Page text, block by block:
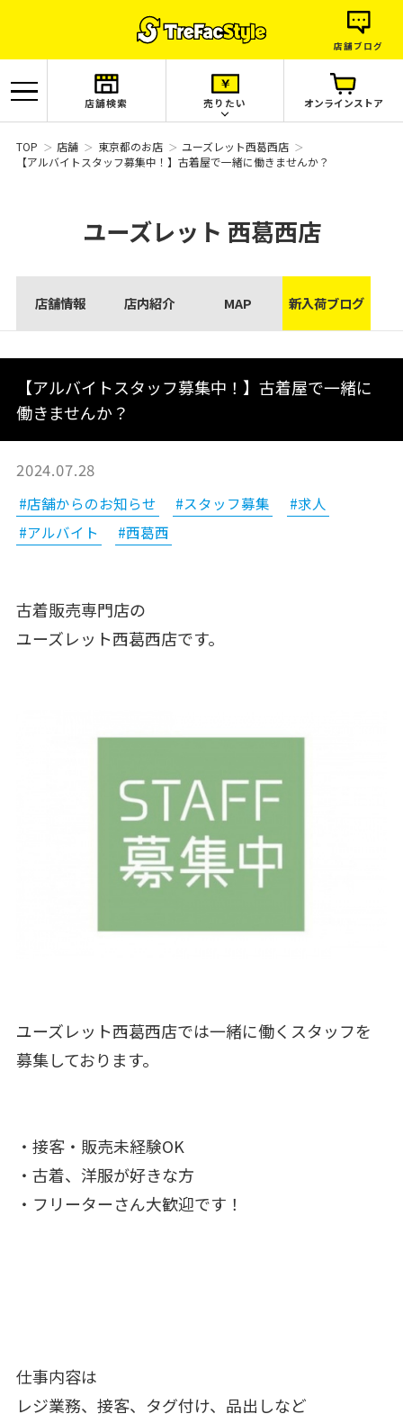
店舗ブログ
店舗検索 売りたい オンラインストア
TOP 店舗 東京都のお店
ユーズレット西葛西店
【アルバイトスタッフ募集中！】古着屋で一緒に働きませんか？
ユーズレット 西葛西店
店舗情報 店内紹介 MAP 新入荷ブログ
【アルバイトスタッフ募集中！】古着屋で一緒に
働きませんか？
2024.07.28
#店舗からのお知らせ #スタッフ募集
#求人
#アルバイト
#西葛西
古着販売専門店の
ユーズレット西葛西店です。
ユーズレット西葛西店では一緒に働くスタッフを
募集しております。
・接客・販売未経験OK
・古着、洋服が好きな方
・フリーターさん大歓迎です！
仕事内容は
レジ業務、接客、タグ付け、品出しなど